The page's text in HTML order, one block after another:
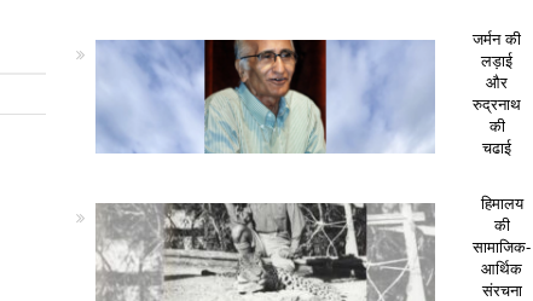
जर्मन की
लड़ाई
और
रुद्रनाथ
की
चढाई
हिमालय
की
सामाजिक-
आर्थिक
संरचना